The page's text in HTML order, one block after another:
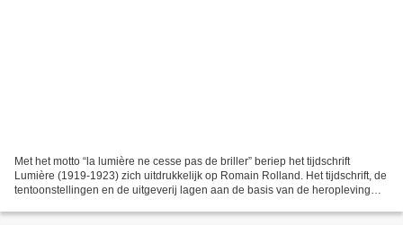
Met het motto “la lumière ne cesse pas de briller” beriep het tijdschrift
Lumière (1919-1923) zich uitdrukkelijk op Romain Rolland. Het tijdschrift, de
tentoonstellingen en de uitgeverij lagen aan de basis van de heropleving